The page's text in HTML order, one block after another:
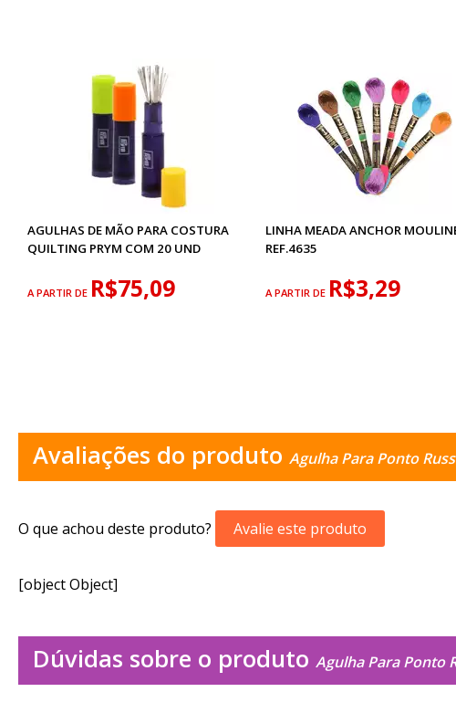
AGULHAS DE MÃO PARA COSTURA
QUILTING PRYM COM 20 UND
A PARTIR DE R$75,09
LINHA MEADA ANCHOR
REF.4635
A PARTIR DE R$3,29
Avaliações do produto Agulha Para Ponto
O que achou deste produto? Avalie este produto
[object Object]
Dúvidas sobre o produto Agulha Para Ponto